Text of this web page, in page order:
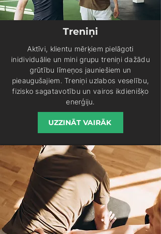
Treniņi
Aktīvi, klientu mērķiem pielāgoti
inidividuālie un mini grupu treniņi dažādu
grūtību līmeņos jauniešiem un
pieaugušajiem. Treniņi uzlabos veselību,
fizisko sagatavotību un vairos ikdienišķo
enerģiju.
UZZINĀT VAIRĀK